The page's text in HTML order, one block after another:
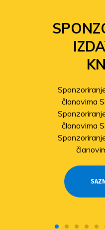
članovima
članovima